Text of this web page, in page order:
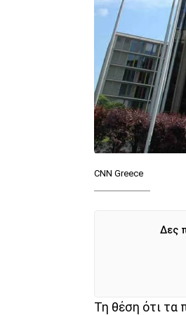
CNN Greece
Δες
Τη θέση ότι τα